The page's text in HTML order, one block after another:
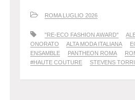
ROMA LUGLIO 2026
"RE-ECO FASHION AWARD"
ONORATO
ALTA MODA ITALIANA
ENSAMBLE
PANTHEON ROMA
#HAUTE COUTURE
STEVENS